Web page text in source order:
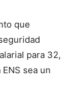
que
para 32,
sea un